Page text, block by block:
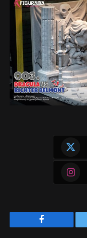
Facebook